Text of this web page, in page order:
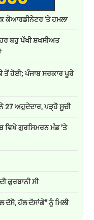
ਕੋਆਰਡੀਨੇਟਰ 'ਤੇ ਹਮਲਾ
ਬਹੁ ਪੱਖੀ ਸ਼ਖਸੀਅਤ
ਤੋਂ ਹੋਈ; ਪੰਜਾਬ ਸਰਕਾਰ ਪੂਰੇ
27 ਅਹੁਦੇਦਾਰ, ਪੜ੍ਹੋ ਸੂਚੀ
ਵਿਖੇ ਗੁਰਸਿਮਰਨ ਮੰਡ ’ਤੇ
ਕੁਰਬਾਨੀ ਸੀ
ਹੱਲ ਦੱਸਾਂਗੇ” ਨੂੰ ਮਿਲੀ